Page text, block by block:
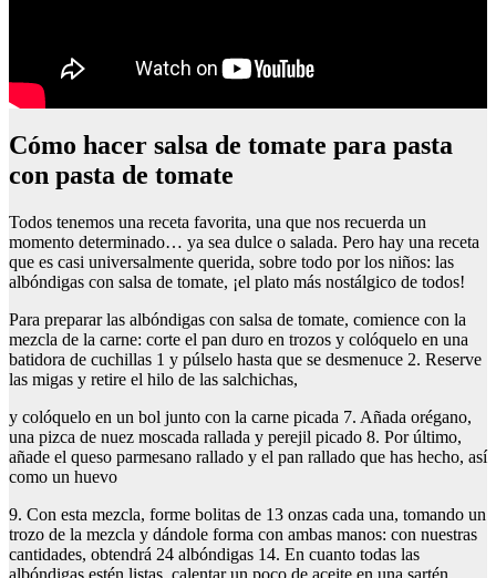
Cómo hacer salsa de tomate para pasta
con pasta de tomate
Todos tenemos una receta favorita, una que nos recuerda un
momento determinado… ya sea dulce o salada. Pero hay una receta
que es casi universalmente querida, sobre todo por los niños: las
albóndigas con salsa de tomate, ¡el plato más nostálgico de todos!
Para preparar las albóndigas con salsa de tomate, comience con la
mezcla de la carne: corte el pan duro en trozos y colóquelo en una
batidora de cuchillas 1 y púlselo hasta que se desmenuce 2. Reserve
las migas y retire el hilo de las salchichas,
y colóquelo en un bol junto con la carne picada 7. Añada orégano,
una pizca de nuez moscada rallada y perejil picado 8. Por último,
añade el queso parmesano rallado y el pan rallado que has hecho, así
como un huevo
9. Con esta mezcla, forme bolitas de 13 onzas cada una, tomando un
trozo de la mezcla y dándole forma con ambas manos: con nuestras
cantidades, obtendrá 24 albóndigas 14. En cuanto todas las
albóndigas estén listas, calentar un poco de aceite en una sartén